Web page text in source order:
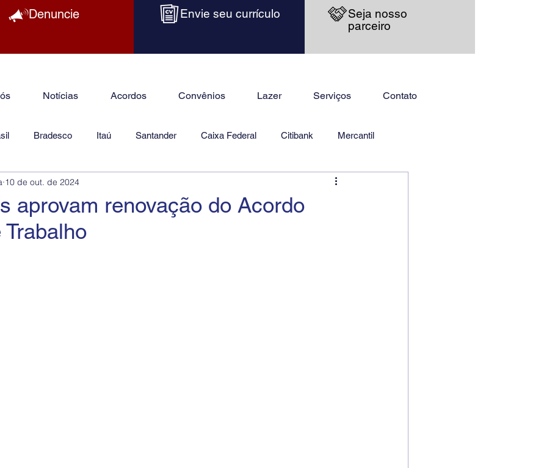
Denuncie Envie seu currículo
Seja nosso
parceiro
Notícias Acordos Convênios Lazer Serviços Contato
Bradesco Itaú Santander Caixa Federal Citibank Mercantil
Jurídico
aprovam renovação do Acordo
10 de out. de 2024